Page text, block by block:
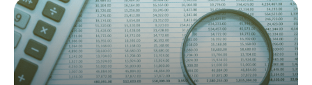
définition d’un crédit, inscription dans un plan comptable
général : découvrez […]